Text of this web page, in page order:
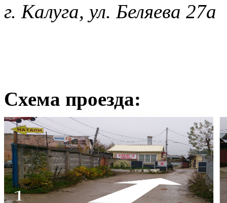
г. Калуга, ул. Беляева 27а
Схема проезда: